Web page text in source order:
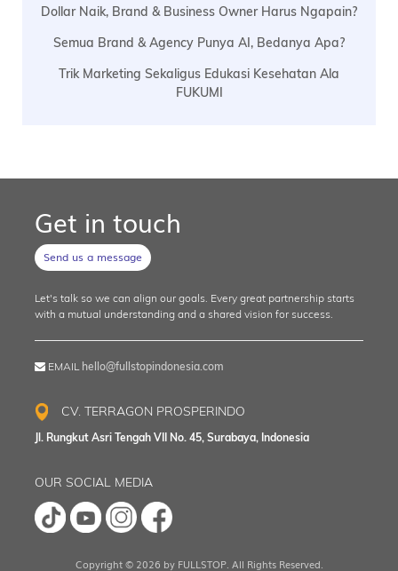
Dollar Naik, Brand & Business Owner Harus Ngapain?
Semua Brand & Agency Punya AI, Bedanya Apa?
Trik Marketing Sekaligus Edukasi Kesehatan Ala
FUKUMI
Get in touch
Send us a message
Let's talk so we can align our goals. Every great partnership starts
with a mutual understanding and a shared vision for success.
EMAIL hello@fullstopindonesia.com
CV. TERRAGON PROSPERINDO
Jl. Rungkut Asri Tengah VII No. 45, Surabaya, Indonesia
OUR SOCIAL MEDIA
Copyright © 2026 by FULLSTOP. All Rights Reserved.